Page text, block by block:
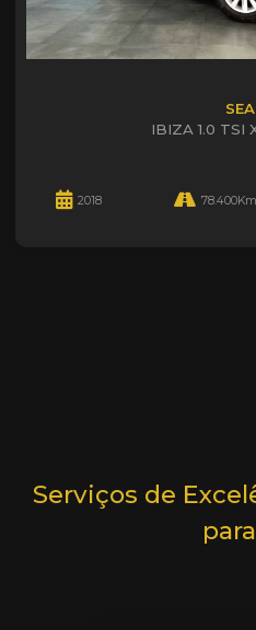
IBIZA 1.0 TSI
2018 78.400Km
Serviços de